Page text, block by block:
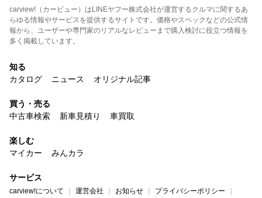
carview!（カービュー）はLINEヤフー株式会社が運営するクルマに関するあ
らゆる情報やサービスを提供するサイトです。価格やスペックなどの公式情
報から、ユーザーや専門家のリアルなレビューまで購入検討に役立つ情報を
多く掲載しています。
知る
カタログ
ニュース オリジナル記事
買う・売る
中古車検索
新車見積り 車買取
楽しむ
マイカー
みんカラ
サービス
carview!について 運営会社 お知らせ プライバシーポリシー